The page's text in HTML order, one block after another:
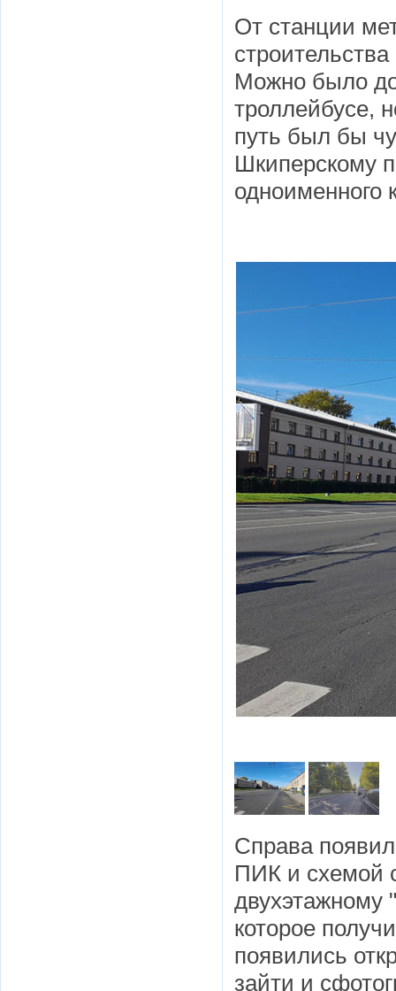
От станции
Можно было
троллейбусе,
путь был бы
Шкиперскому
одноименного
Справа
ПИК и схемой
двухэтажному
которое
появились
зайти и